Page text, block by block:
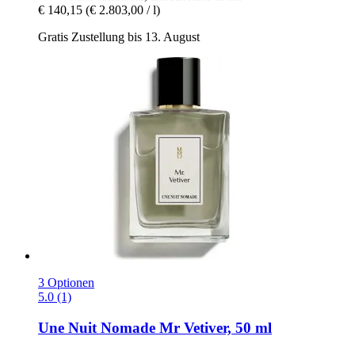
€ 140,15 (€ 2.803,00 / l)
Gratis Zustellung bis 13. August
3 Optionen
5.0 (1)
Une Nuit Nomade Mr Vetiver, 50 ml